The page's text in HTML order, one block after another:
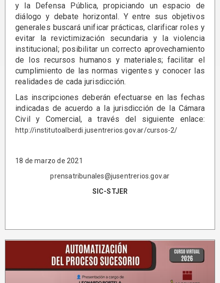
y la Defensa Pública, propiciando un espacio de
diálogo y debate horizontal. Y entre sus objetivos
generales buscará unificar prácticas, clarificar roles y
evitar la revictimización secundaria y la violencia
institucional; posibilitar un correcto aprovechamiento
de los recursos humanos y materiales; facilitar el
cumplimiento de las normas vigentes y conocer las
realidades de cada jurisdicción.
Las inscripciones deberán efectuarse en las fechas
indicadas de acuerdo a la jurisdicción de la Cámara
Civil y Comercial, a través del siguiente enlace:
http://institutoalberdi.jusentrerios.gov.ar/cursos-2/
18 de marzo de 2021
prensatribunales@jusentrerios.gov.ar
SIC-STJER